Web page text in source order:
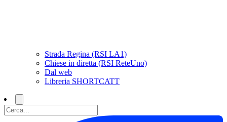
Strada Regina (RSI LA1)
Chiese in diretta (RSI ReteUno)
Dal web
Libreria SHORTCATT